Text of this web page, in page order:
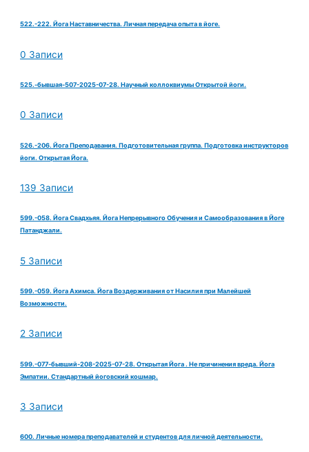
522.-222. Йога Наставничества. Личная передача опыта в йоге.
0 Записи
525.-бывшая-507-2025-07-28. Научный коллоквиумы Открытой йоги.
0 Записи
526.-206. Йога Преподавания. Подготовительная группа. Подготовка инструкторов
йоги. Открытая Йога.
139 Записи
599.-058. Йога Свадхьяя. Йога Непрерывного Обучения и Самообразования в Йоге
Патанджали.
5 Записи
599.-059. Йога Ахимса. Йога Воздерживания от Насилия при Малейшей
Возможности.
2 Записи
599.-077-бывший-208-2025-07-28. Открытая Йога . Не причинения вреда. Йога
Эмпатии. Стандартный йоговский кошмар.
3 Записи
600. Личные номера преподавателей и студентов для личной деятельности.